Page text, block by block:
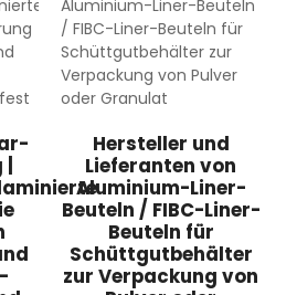
Hersteller und
Lieferanten von
Aluminium-Liner-
Beuteln / FIBC-Liner-
Beuteln für
Schüttgutbehälter
zur Verpackung von